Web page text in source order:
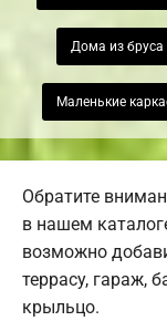
Дома из бруса
Маленькие
Обратите
в нашем
возможно
террасу, гараж,
крыльцо.